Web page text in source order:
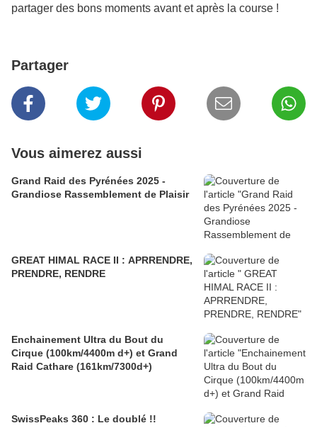
partager des bons moments avant et après la course !
Partager
Vous aimerez aussi
Grand Raid des Pyrénées 2025 -
Grandiose Rassemblement de Plaisir
GREAT HIMAL RACE II : APRRENDRE,
PRENDRE, RENDRE
Enchainement Ultra du Bout du
Cirque (100km/4400m d+) et Grand
Raid Cathare (161km/7300d+)
SwissPeaks 360 : Le doublé !!